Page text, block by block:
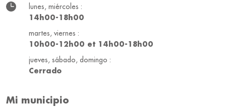
lunes, miércoles :
14h00-18h00
martes, viernes :
10h00-12h00 et 14h00-18h00
jueves, sábado, domingo :
Cerrado
Mi municipio